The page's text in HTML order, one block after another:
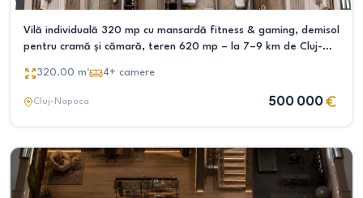
Vilă individuală 320 mp cu mansardă fitness & gaming, demisol
pentru cramă și cămară, teren 620 mp – la 7–9 km de Cluj-
320.00 m² 4+ camere
Cluj-Napoca 500 000